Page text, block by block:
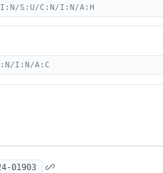
S:U/C:N/I:N/A:H
I:N/A:C
01903